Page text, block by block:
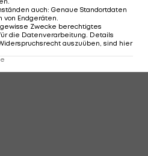
auch: Genaue Standortdaten
von Endgeräten.
Zwecke berechtigtes
die Datenverarbeitung. Details
auszuüben, sind hier